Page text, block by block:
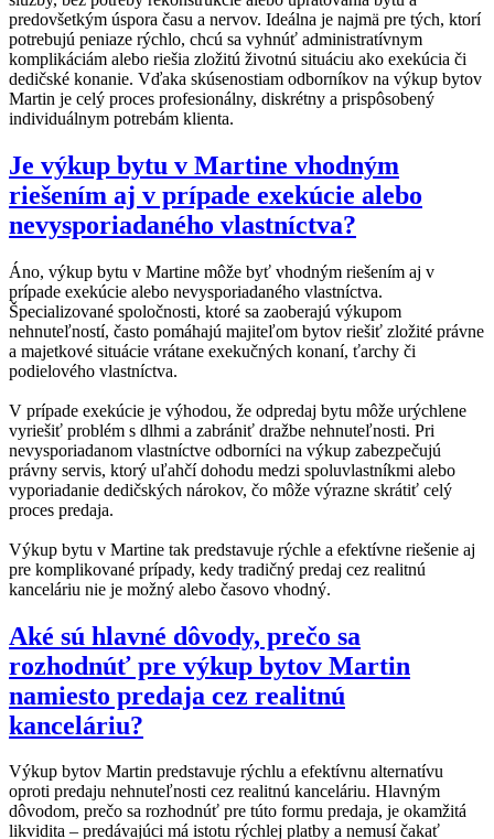
predovšetkým úspora času a nervov. Ideálna je najmä pre tých, ktorí
potrebujú peniaze rýchlo, chcú sa vyhnúť administratívnym
komplikáciám alebo riešia zložitú životnú situáciu ako exekúcia či
dedičské konanie. Vďaka skúsenostiam odborníkov na výkup bytov
Martin je celý proces profesionálny, diskrétny a prispôsobený
individuálnym potrebám klienta.
Je výkup bytu v Martine vhodným
riešením aj v prípade exekúcie alebo
nevysporiadaného vlastníctva?
Áno, výkup bytu v Martine môže byť vhodným riešením aj v
prípade exekúcie alebo nevysporiadaného vlastníctva.
Špecializované spoločnosti, ktoré sa zaoberajú výkupom
nehnuteľností, často pomáhajú majiteľom bytov riešiť zložité právne
a majetkové situácie vrátane exekučných konaní, ťarchy či
podielového vlastníctva.
V prípade exekúcie je výhodou, že odpredaj bytu môže urýchlene
vyriešiť problém s dlhmi a zabrániť dražbe nehnuteľnosti. Pri
nevysporiadanom vlastníctve odborníci na výkup zabezpečujú
právny servis, ktorý uľahčí dohodu medzi spoluvlastníkmi alebo
vyporiadanie dedičských nárokov, čo môže výrazne skrátiť celý
proces predaja.
Výkup bytu v Martine tak predstavuje rýchle a efektívne riešenie aj
pre komplikované prípady, kedy tradičný predaj cez realitnú
kanceláriu nie je možný alebo časovo vhodný.
Aké sú hlavné dôvody, prečo sa
rozhodnúť pre výkup bytov Martin
namiesto predaja cez realitnú
kanceláriu?
Výkup bytov Martin predstavuje rýchlu a efektívnu alternatívu
oproti predaju nehnuteľnosti cez realitnú kanceláriu. Hlavným
dôvodom, prečo sa rozhodnúť pre túto formu predaja, je okamžitá
likvidita – predávajúci má istotu rýchlej platby a nemusí čakať